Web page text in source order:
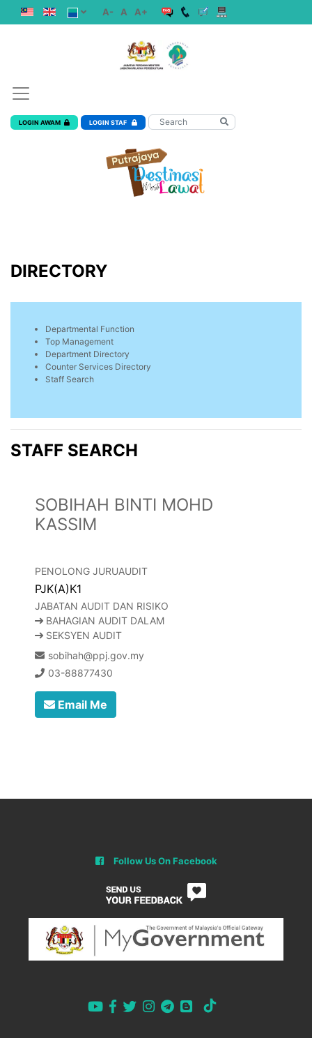
A- A A+
LOGIN AWAM LOGIN STAF
DIRECTORY
Departmental Function
Top Management
Department Directory
Counter Services Directory
Staff Search
STAFF SEARCH
SOBIHAH BINTI MOHD
KASSIM
PENOLONG JURUAUDIT
PJK(A)K1
JABATAN AUDIT DAN RISIKO
BAHAGIAN AUDIT DALAM
SEKSYEN AUDIT
sobihah@ppj.gov.my
03-88877430
Email Me
Follow Us On Facebook